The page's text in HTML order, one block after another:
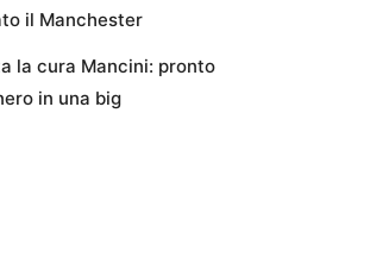
il Manchester
la cura Mancini: pronto
in una big